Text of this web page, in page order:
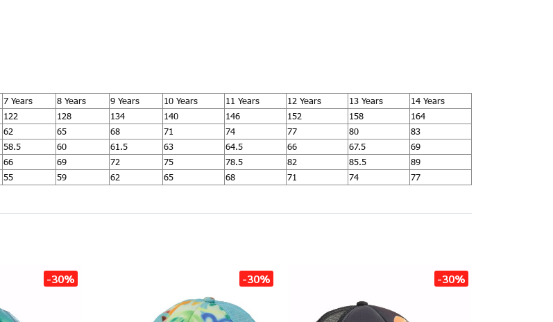
7 Years 8 Years 9 Years 10 Years 11 Years 12 Years 13 Years
14 Years
122 128 134 140 146 152 158
164
62 65 68 71 74 77 80
83
58.5 60 61.5 63 64.5 66 67.5
69
66 69 72 75 78.5 82 85.5
89
55 59 62 65 68 71 74 77
-30% -30% -30%